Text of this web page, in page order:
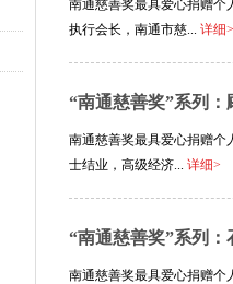
南通慈善奖最具爱心捐赠
执行会长，南通市慈... 详细>
“南通慈善奖”系列：
南通慈善奖最具爱心捐赠
士结业，高级经济... 详细>
“南通慈善奖”系列：
南通慈善奖最具爱心捐赠